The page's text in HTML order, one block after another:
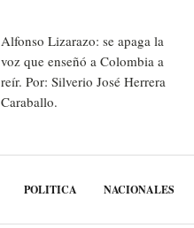
Alfonso Lizarazo: se apaga la
voz que enseñó a Colombia a
reír. Por: Silverio José Herrera
Caraballo.
POLITICA NACIONALES